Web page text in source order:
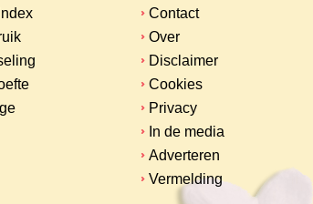
Contact
Over
Disclaimer
Cookies
Privacy
In de media
Adverteren
Vermelding